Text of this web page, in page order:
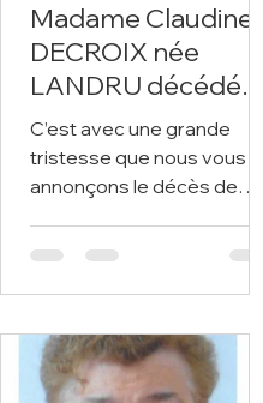
Madame Claudine
DECROIX née
LANDRU décédée
le 6 août 2026 à
l'âge de 74 ans.
C’est avec une grande
tristesse que nous vous
annonçons le décès de
DECROIX survenu le 6 août
invitons à utiliser cet
espace pour laisser vos
condoléances, partager
des photos souvenirs, une